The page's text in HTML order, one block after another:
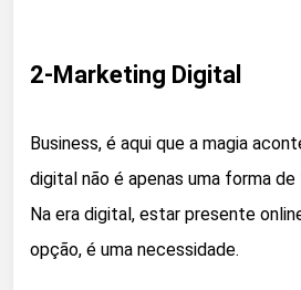
2-Marketing Digital
Business, é aqui que a magia
digital não é apenas uma forma de
Na era digital, estar presente
opção, é uma necessidade.